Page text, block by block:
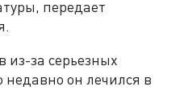
передает
за серьезных
он лечился в